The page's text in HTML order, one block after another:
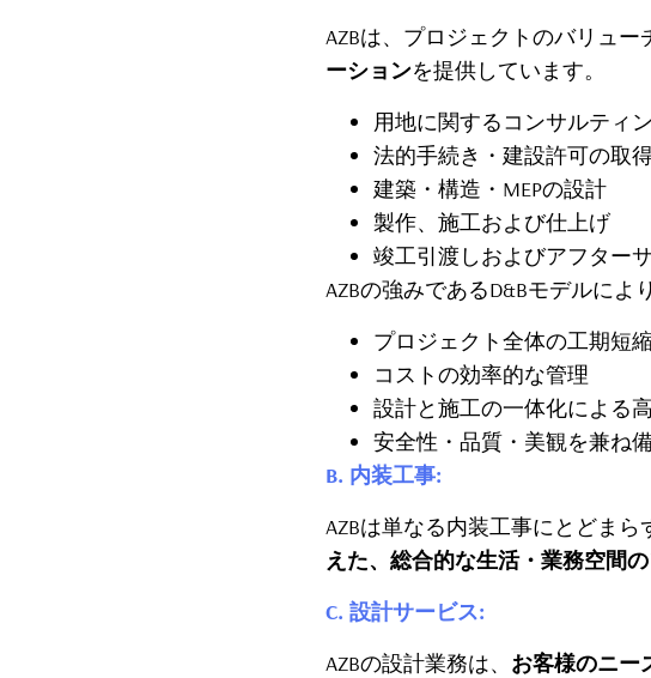
AZBは、プロジェクトのバリュ
ーションを提供しています。
用地に関するコンサルティ
法的手続き・建設許可の取
建築・構造・MEPの設計
製作、施工および仕上げ
竣工引渡しおよびアフター
AZBの強みであるD&Bモデルに
プロジェクト全体の工期短
コストの効率的な管理
設計と施工の一体化による
安全性・品質・美観を兼ね
B. 内装工事:
AZBは単なる内装工事にとどまら
えた、総合的な生活・業務空間
C. 設計サービス:
AZBの設計業務は、 お客様のニー